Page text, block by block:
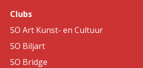
Clubs
SO Art Kunst- en Cultuur
SO Biljart
SO Bridge